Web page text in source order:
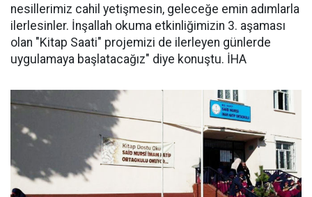
nesillerimiz cahil yetişmesin, geleceğe emin adımlarla
ilerlesinler. İnşallah okuma etkinliğimizin 3. aşaması
olan "Kitap Saati" projemizi de ilerleyen günlerde
uygulamaya başlatacağız" diye konuştu. İHA